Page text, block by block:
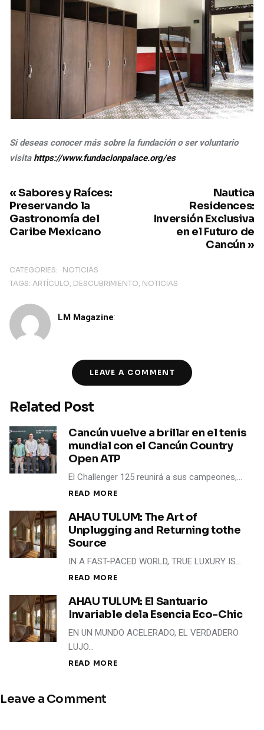
Si deseas conocer más sobre la fundación o ser voluntario
visitahttps://www.fundacionpalace.org/es
Nautica
Residences:
Inversión Exclusiva
en el Futuro de
Cancún »
« Sabores y Raíces:
Preservando la
Gastronomía del
Caribe Mexicano
CATEGORIES:
NOTICIAS
TAGS: ARTÍCULO DESCUBRIMIENTO NOTICIAS
LM Magazine:
LEAVE A COMMENT
Related Post
Cancún vuelve a brillar en el tenis
mundial con el Cancún Country
Open ATP
El Challenger 125 reunirá a sus campeones,…
READ MORE
AHAU TULUM: The Art of
Unplugging and Returning tothe
Source
IN A FAST-PACED WORLD, TRUE LUXURY IS…
READ MORE
AHAU TULUM: El Santuario
Invariable dela Esencia Eco-Chic
EN UN MUNDO ACELERADO, EL VERDADERO
LUJO…
READ MORE
Leave a Comment